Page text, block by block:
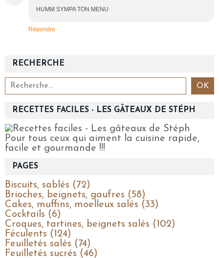
HUMM SYMPA TON MENU
Répondre
RECHERCHE
RECETTES FACILES - LES GÂTEAUX DE STÉPH
Pour tous ceux qui aiment la cuisine rapide,
facile et gourmande !!!
PAGES
Biscuits, sablés (72)
Brioches, beignets, gaufres (58)
Cakes, muffins, moelleux salés (33)
Cocktails (6)
Croques, tartines, beignets salés (102)
Féculents (124)
Feuilletés salés (74)
Feuilletés sucrés (46)